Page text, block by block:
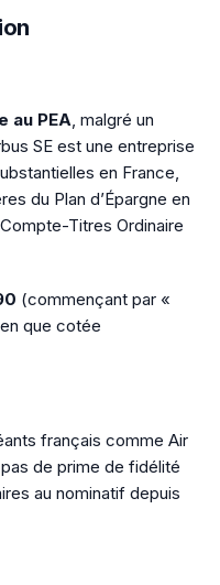
au PEA, malgré un
SE est une entreprise
en France,
du Plan d’Épargne en
Titres Ordinaire
(commençant par «
que cotée
français comme Air
pas de prime de fidélité
au nominatif depuis